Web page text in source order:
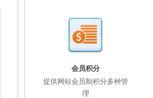
会员积分
提供网站会员制积分多种管
理